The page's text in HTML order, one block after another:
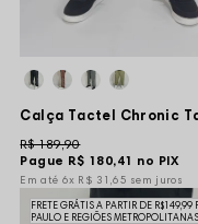
Pague R$ 180,41 no PIX
R$ 189,90
6x R$ 31,65 sem juros
FRETE GRÁTIS A PARTIR DE R$149,99
PAULO E REGIÕES METROPOLITANAS